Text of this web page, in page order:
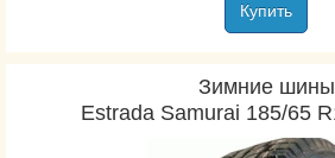
Купить
Зимние шины
Estrada Samurai 185/65